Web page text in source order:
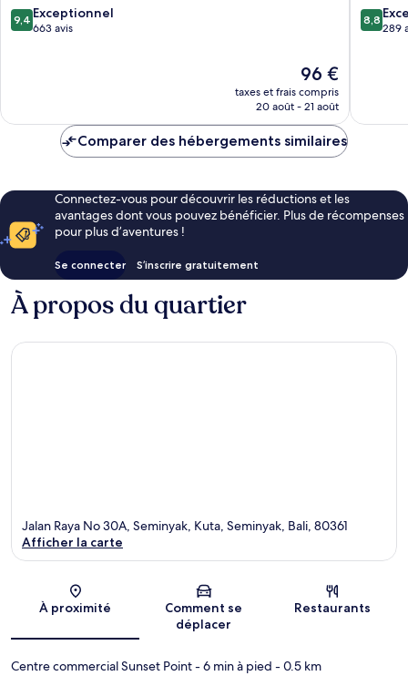
9.4
sur
9,4 Exceptionnel
663 avis
Le
nouveau
prix
de
96 €
taxes et frais compris
20 août - 21 août
Kresna
8.8
sur
8,8
289
Comparer des hébergements similaires
Connectez-vous pour découvrir les réductions et les
avantages dont vous pouvez bénéficier. Plus de récompenses
pour plus d’aventures !
Se connecter S’inscrire gratuitement
À propos du quartier
Carte
Jalan Raya No 30A, Seminyak, Kuta, Seminyak, Bali, 80361
Afficher la carte
À proximité
Comment se
déplacer
Restaurants
Centre commercial Sunset Point- 6 min à pied - 0.5 km